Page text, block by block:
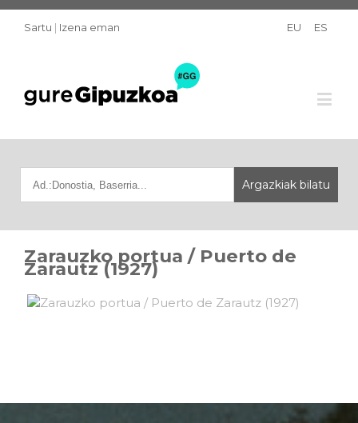
Sartu | Izena eman EU ES
Zarauzko portua / Puerto de
Zarautz (1927)